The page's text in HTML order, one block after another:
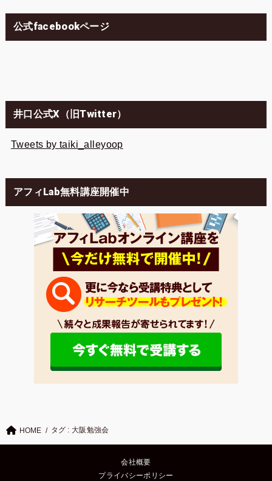
公式facebookページ
井口公式X（旧Twitter）
Tweets by taiki_alleyoop
アフィLab無料講座開催中
HOME タグ : 大阪勉強会
会社概要
プライバシーポリシー